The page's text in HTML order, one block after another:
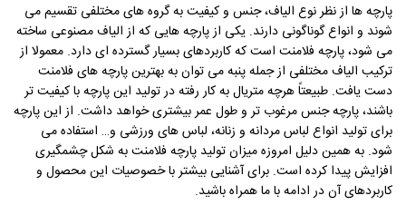
پارچه‌ ها از نظر نوع الیاف، جنس و کیفیت به گروه ‌های مختلفی تقسیم می‌
شوند و انواع گوناگونی دارند. یکی از پارچه‌ هایی که از الیاف مصنوعی ساخته
می ‌شود، پارچه فلامنت است که کاربردهای بسیار گسترده ‌ای دارد. معمولا از
ترکیب الیاف مختلفی از جمله پنبه می توان به بهترین پارچه ‌های فلامنت
دست یافت. طبیعتاً هرچه متریال به کار رفته در تولید این پارچه با کیفیت ‌تر
باشند، پارچه جنس مرغوب ‌تر و طول عمر بیشتری خواهد داشت. از این پارچه
برای تولید انواع لباس مردانه و زنانه، لباس های ورزشی و… استفاده می
‌شود. به همین دلیل امروزه میزان تولید پارچه فلامنت به شکل چشمگیری
افزایش پیدا کرده است. برای آشنایی بیشتر با خصوصیات این محصول و
کاربردهای آن در ادامه با ما همراه باشید.